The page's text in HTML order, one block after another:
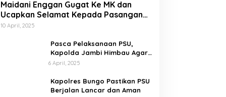
Maidani Enggan Gugat Ke MK dan
Ucapkan Selamat Kepada Pasangan
Dedy-Dayat
10 April, 2025
Pasca Pelaksanaan PSU,
Kapolda Jambi Himbau Agar
Semua Pihak Jaga Situasi
6 April, 2025
Kapolres Bungo Pastikan PSU
Berjalan Lancar dan Aman